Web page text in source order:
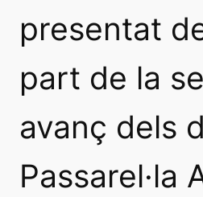
presentat
part de la
avanç dels
Passarel·la